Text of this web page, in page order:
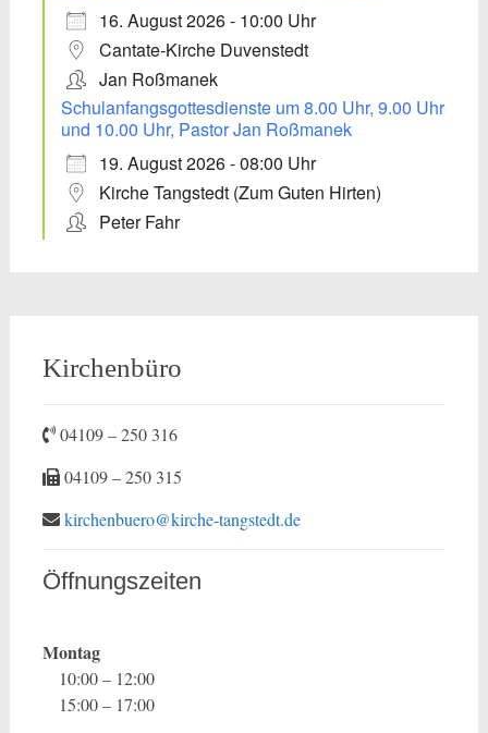
16. August 2026 - 10:00 Uhr
Cantate-Kirche Duvenstedt
Jan Roßmanek
Schulanfangsgottesdienste um 8.00 Uhr, 9.00 Uhr
und 10.00 Uhr, Pastor Jan Roßmanek
19. August 2026 - 08:00 Uhr
Kirche Tangstedt (Zum Guten Hirten)
Peter Fahr
Kirchenbüro
04109 – 250 316
04109 – 250 315
kirchenbuero@kirche-tangstedt.de
Öffnungszeiten
Montag
10:00 – 12:00
15:00 – 17:00